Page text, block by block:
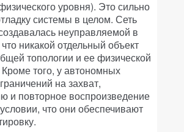
уровня). Это сильно
системы в целом. Сеть
неуправляемой в
никакой отдельный объект
топологии и ее физической
того, у автономных
на захват,
и повторное воспроизведение
что они обеспечивают